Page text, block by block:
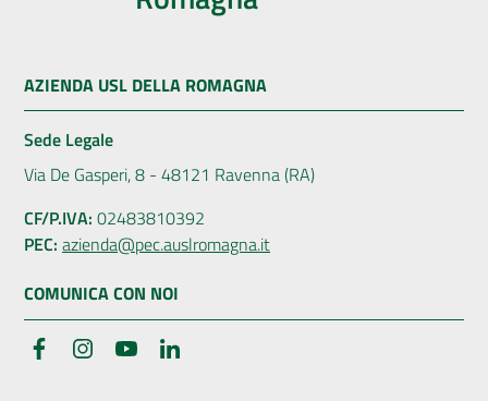
AZIENDA USL DELLA ROMAGNA
Sede Legale
Via De Gasperi, 8 - 48121 Ravenna (RA)
CF/P.IVA: 02483810392
PEC: azienda@pec.auslromagna.it
COMUNICA CON NOI
FacebookInstagramYouTube